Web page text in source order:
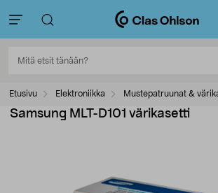
Etusivu Elektroniikka Mustepatruunat &
Samsung MLT-D101 värikasetti